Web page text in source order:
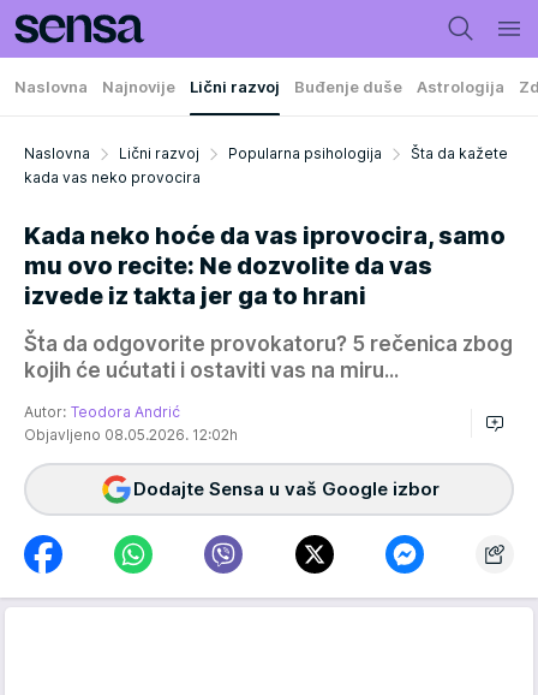
Naslovna Najnovije Lični razvoj Buđenje duše Astrologija
Naslovna Lični razvoj Popularna psihologija
Šta da kažete
kada vas neko provocira
Kada neko hoće da vas iprovocira, samo
mu ovo recite: Ne dozvolite da vas
izvede iz takta jer ga to hrani
Šta da odgovorite provokatoru? 5 rečenica zbog
kojih će ućutati i ostaviti vas na miru...
Autor: Teodora Andrić
Objavljeno 08.05.2026. 12:02h
Dodajte Sensa u vaš Google izbor